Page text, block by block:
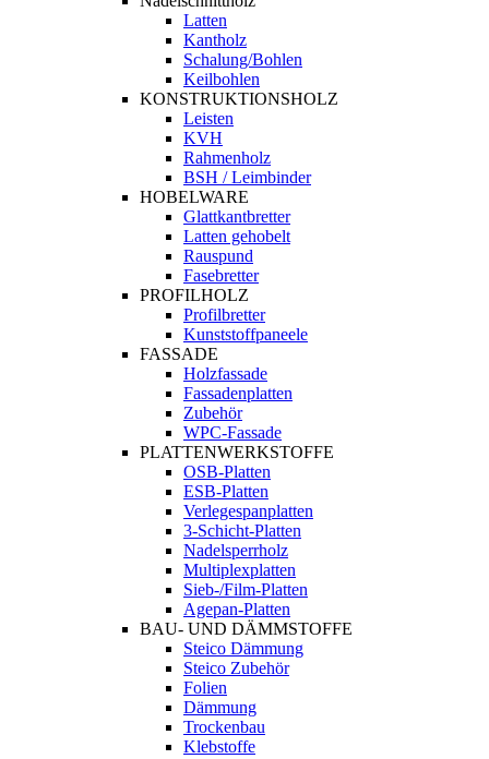
Latten
Kantholz
Schalung/Bohlen
Keilbohlen
KONSTRUKTIONSHOLZ
Leisten
KVH
Rahmenholz
BSH / Leimbinder
HOBELWARE
Glattkantbretter
Latten gehobelt
Rauspund
Fasebretter
PROFILHOLZ
Profilbretter
Kunststoffpaneele
FASSADE
Holzfassade
Fassadenplatten
Zubehör
WPC-Fassade
PLATTENWERKSTOFFE
OSB-Platten
ESB-Platten
Verlegespanplatten
3-Schicht-Platten
Nadelsperrholz
Multiplexplatten
Sieb-/Film-Platten
Agepan-Platten
BAU- UND DÄMMSTOFFE
Steico Dämmung
Steico Zubehör
Folien
Dämmung
Trockenbau
Klebstoffe